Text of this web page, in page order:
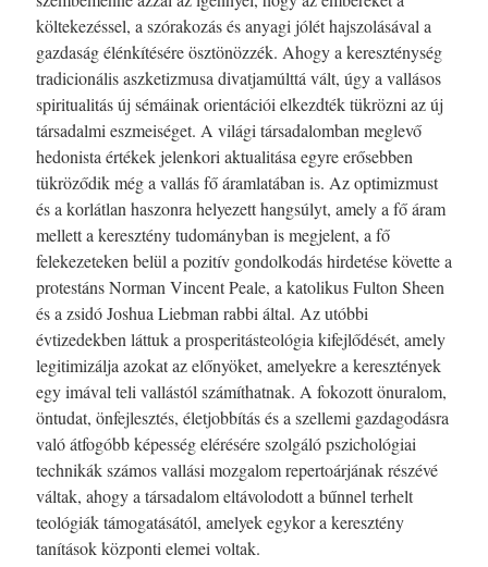
költekezéssel, a szórakozás és anyagi jólét hajszolásával a
gazdaság élénkítésére ösztönözzék. Ahogy a kereszténység
tradicionális aszketizmusa divatjamúlttá vált, úgy a vallásos
spiritualitás új sémáinak orientációi elkezdték tükrözni az új
társadalmi eszmeiséget. A világi társadalomban meglevő
hedonista értékek jelenkori aktualitása egyre erősebben
tükröződik még a vallás fő áramlatában is. Az optimizmust
és a korlátlan haszonra helyezett hangsúlyt, amely a fő áram
mellett a keresztény tudományban is megjelent, a fő
felekezeteken belül a pozitív gondolkodás hirdetése követte a
protestáns Norman Vincent Peale, a katolikus Fulton Sheen
és a zsidó Joshua Liebman rabbi által. Az utóbbi
évtizedekben láttuk a prosperitásteológia kifejlődését, amely
legitimizálja azokat az előnyöket, amelyekre a keresztények
egy imával teli vallástól számíthatnak. A fokozott önuralom,
öntudat, önfejlesztés, életjobbítás és a szellemi gazdagodásra
való átfogóbb képesség elérésére szolgáló pszichológiai
technikák számos vallási mozgalom repertoárjának részévé
váltak, ahogy a társadalom eltávolodott a bűnnel terhelt
teológiák támogatásától, amelyek egykor a keresztény
tanítások központi elemei voltak.